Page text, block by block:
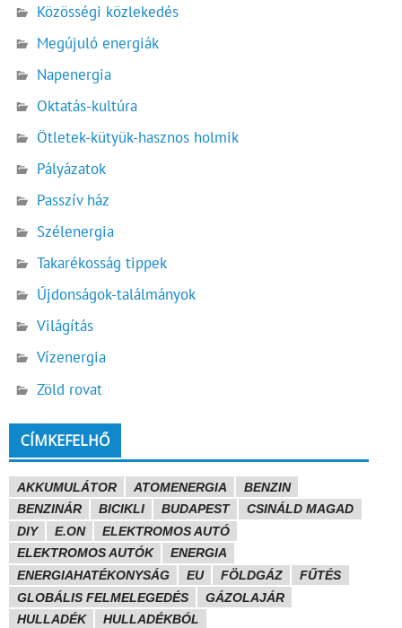
Közösségi közlekedés
Megújuló energiák
Napenergia
Oktatás-kultúra
Ötletek-kütyük-hasznos holmik
Pályázatok
Passzív ház
Szélenergia
Takarékosság tippek
Újdonságok-találmányok
Világítás
Vízenergia
Zöld rovat
CÍMKEFELHŐ
AKKUMULÁTOR ATOMENERGIA
BENZIN
BENZINÁR
BICIKLI BUDAPEST
CSINÁLD MAGAD
DIY
E.ON
ELEKTROMOS AUTÓ
ELEKTROMOS AUTÓK
ENERGIA
ENERGIAHATÉKONYSÁG
EU FÖLDGÁZ
FŰTÉS
GLOBÁLIS FELMELEGEDÉS
GÁZOLAJÁR
HULLADÉK
HULLADÉKBÓL